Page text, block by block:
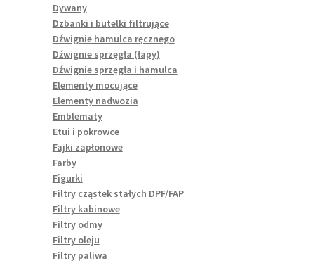
Dywany
Dzbanki i butelki filtrujące
Dźwignie hamulca ręcznego
Dźwignie sprzęgła (łapy)
Dźwignie sprzęgła i hamulca
Elementy mocujące
Elementy nadwozia
Emblematy
Etui i pokrowce
Fajki zapłonowe
Farby
Figurki
Filtry cząstek stałych DPF/FAP
Filtry kabinowe
Filtry odmy
Filtry oleju
Filtry paliwa